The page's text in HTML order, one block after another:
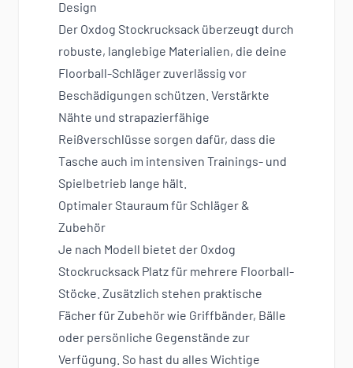
Design
Der Oxdog Stockrucksack überzeugt durch
robuste, langlebige Materialien, die deine
Floorball-Schläger zuverlässig vor
Beschädigungen schützen. Verstärkte
Nähte und strapazierfähige
Reißverschlüsse sorgen dafür, dass die
Tasche auch im intensiven Trainings- und
Spielbetrieb lange hält.
Optimaler Stauraum für Schläger &
Zubehör
Je nach Modell bietet der Oxdog
Stockrucksack Platz für mehrere Floorball-
Stöcke. Zusätzlich stehen praktische
Fächer für Zubehör wie Griffbänder, Bälle
oder persönliche Gegenstände zur
Verfügung. So hast du alles Wichtige